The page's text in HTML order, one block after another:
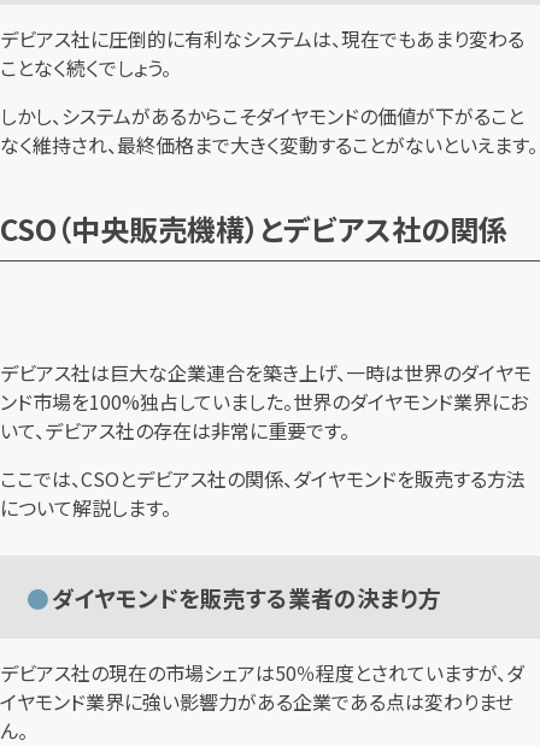
デビアス社に圧倒的に有利なシステムは、現在でもあまり変わる
ことなく続くでしょう。
しかし、システムがあるからこそダイヤモンドの価値が下がること
なく維持され、最終価格まで大きく変動することがないといえます。
CSO（中央販売機構）とデビアス社の関係
デビアス社は巨大な企業連合を築き上げ、一時は世界のダイヤモ
ンド市場を100%独占していました。世界のダイヤモンド業界にお
いて、デビアス社の存在は非常に重要です。
ここでは、CSOとデビアス社の関係、ダイヤモンドを販売する方法
について解説します。
ダイヤモンドを販売する業者の決まり方
デビアス社の現在の市場シェアは50％程度とされていますが、ダ
イヤモンド業界に強い影響力がある企業である点は変わりませ
ん。